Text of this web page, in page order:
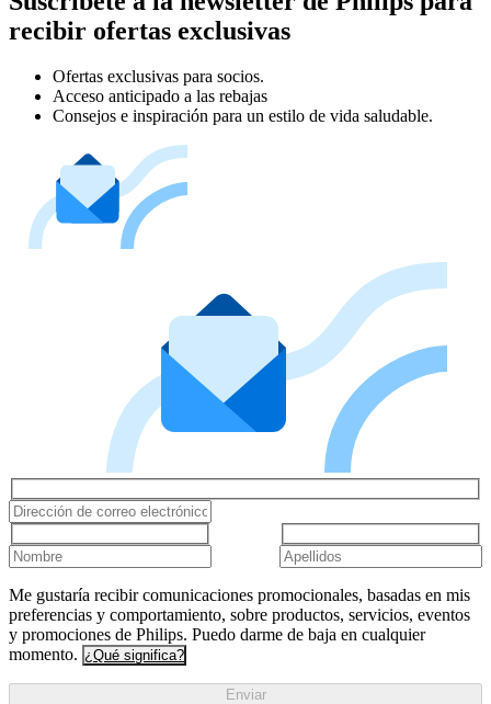
recibir ofertas exclusivas
Ofertas exclusivas para socios.
Acceso anticipado a las rebajas
Consejos e inspiración para un estilo de vida saludable.
Me gustaría recibir comunicaciones promocionales, basadas en mis
preferencias y comportamiento, sobre productos, servicios, eventos
y promociones de Philips. Puedo darme de baja en cualquier
momento. ¿Qué significa?
Enviar